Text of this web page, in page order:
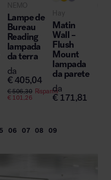
NEMO
Lampe de
Bureau
Reading
lampada
da terra
da
€ 405,04
€506,30 Risparmi
€101,26
Hay
Matin
Wall –
Flush
Mount
lampada
da parete
da
€ 171,81